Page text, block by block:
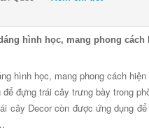
hình học, mang phong
hình học, mang phong cách
để đựng trái cây trưng bày trong
cây Decor còn được ứng dụng